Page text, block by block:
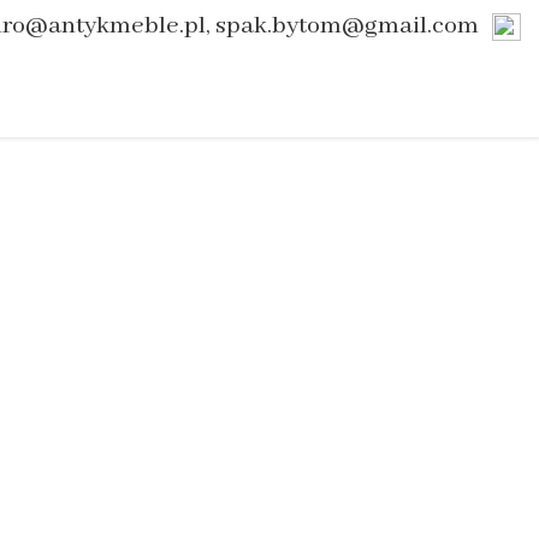
spak.bytom@gmail.com